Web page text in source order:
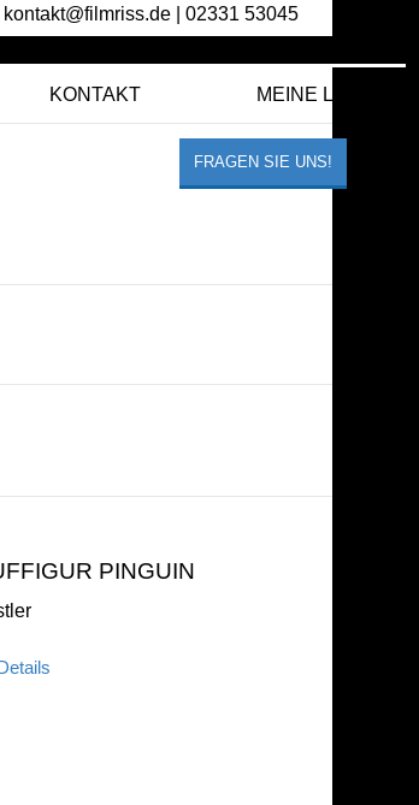
kontakt@filmriss.de | 02331 53045
KONTAKT MEINE LISTE
FRAGEN SIE UNS!
PINGUIN